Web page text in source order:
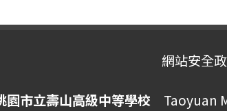
網站安全
園市立壽山高級中等學校 Taoyuan